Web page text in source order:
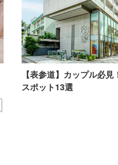
【表参道】カップル必
スポット13選